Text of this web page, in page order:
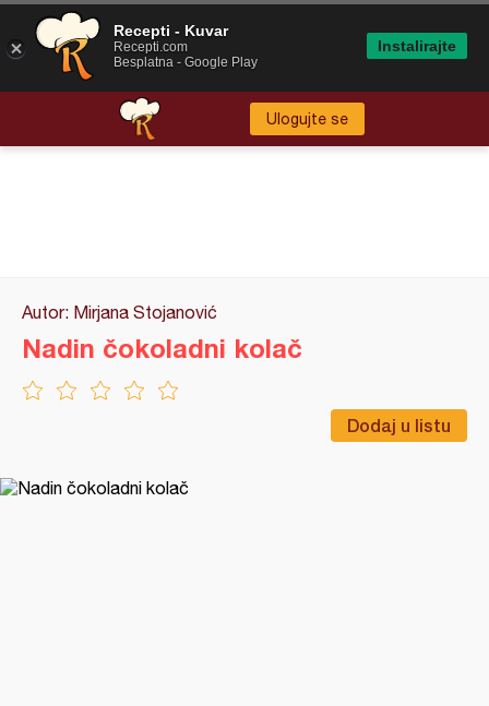
Ulogujte se
Autor: Mirjana Stojanović
Dodaj u listu
Nadin čokoladni kolač
Recepti - Kuvar
Recepti.com
Besplatna - Google Play
Instalirajte